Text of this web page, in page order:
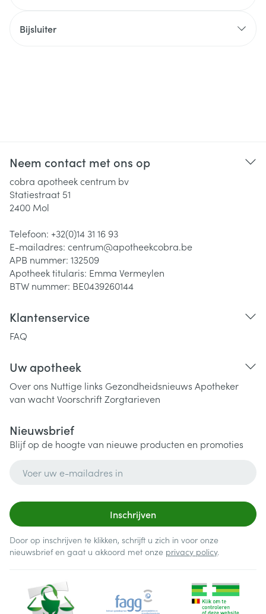
Bijsluiter
Neem contact met ons op
cobra apotheek centrum bv
Statiestraat 51
2400 Mol
Telefoon: +32(0)14 31 16 93
E-mailadres: centrum@apotheekcobra.be
APB nummer: 132509
Apotheek titularis: Emma Vermeylen
BTW nummer: BE0439260144
Klantenservice
FAQ
Uw apotheek
Over ons Nuttige links Gezondheidsnieuws Apotheker
van wachtVoorschriftZorgtarieven
Nieuwsbrief
Blijf op de hoogte van nieuwe producten en promoties
Inschrijven
Door op inschrijven te klikken, schrijft u zich in voor onze
nieuwsbrief en gaat u akkoord met onze privacy policy.